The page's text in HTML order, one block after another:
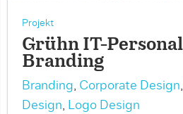
Projekt
Grühn IT-
Branding
Branding, Corporate Design,
Design, Logo Design